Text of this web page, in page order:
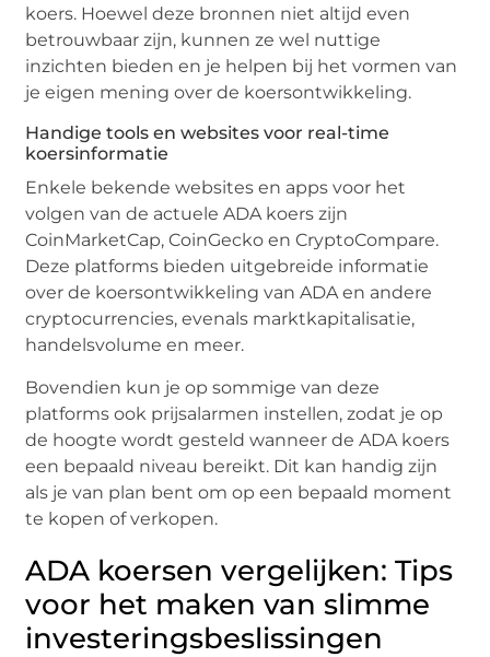
koers. Hoewel deze bronnen niet altijd even
betrouwbaar zijn, kunnen ze wel nuttige
inzichten bieden en je helpen bij het vormen van
je eigen mening over de koersontwikkeling.
Handige tools en websites voor real-time
koersinformatie
Enkele bekende websites en apps voor het
volgen van de actuele ADA koers zijn
CoinMarketCap, CoinGecko en CryptoCompare.
Deze platforms bieden uitgebreide informatie
over de koersontwikkeling van ADA en andere
cryptocurrencies, evenals marktkapitalisatie,
handelsvolume en meer.
Bovendien kun je op sommige van deze
platforms ook prijsalarmen instellen, zodat je op
de hoogte wordt gesteld wanneer de ADA koers
een bepaald niveau bereikt. Dit kan handig zijn
als je van plan bent om op een bepaald moment
te kopen of verkopen.
ADA koersen vergelijken: Tips
voor het maken van slimme
investeringsbeslissingen